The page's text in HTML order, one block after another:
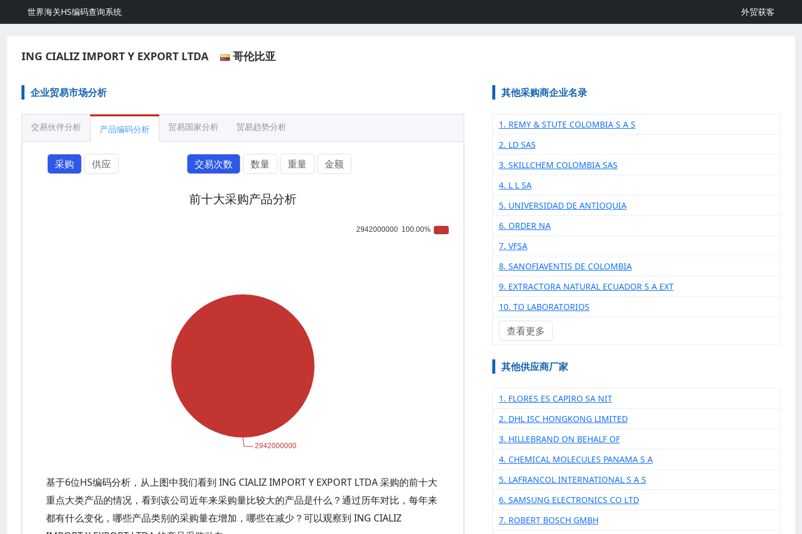
世界海关HS编码查询系统 外贸获客
ING CIALIZ IMPORT Y EXPORT LTDA 哥伦比亚
企业贸易市场分析
交易伙伴分析 产品编码分析 贸易国家分析 贸易趋势分析
采购 供应 交易次数 数量 重量 金额
前十大采购产品分析
基于6位HS编码分析，从上图中我们看到 ING CIALIZ IMPORT Y EXPORT LTDA 采购的前十大
重点大类产品的情况，看到该公司近年来采购量比较大的产品是什么？通过历年对比，每年来
都有什么变化，哪些产品类别的采购量在增加，哪些在减少？可以观察到 ING CIALIZ
其他采购商企业名录
1. REMY & STUTE COLOMBIA S A S
2. LD SAS
3. SKILLCHEM COLOMBIA SAS
4. L L SA
5. UNIVERSIDAD DE ANTIOQUIA
6. ORDER NA
7. VFSA
8. SANOFIAVENTIS DE COLOMBIA
9. EXTRACTORA NATURAL ECUADOR S A EXT
10. TO LABORATORIOS
查看更多
其他供应商厂家
1. FLORES ES CAPIRO SA NIT
2. DHL ISC HONGKONG LIMITED
3. HILLEBRAND ON BEHALF OF
4. CHEMICAL MOLECULES PANAMA S A
5. LAFRANCOL INTERNATIONAL S A S
6. SAMSUNG ELECTRONICS CO LTD
7. ROBERT BOSCH GMBH